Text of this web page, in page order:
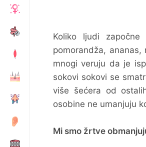
Koliko ljudi
pomorandža,
mnogi veruju da je
sokovi sokovi se
više šećera od
osobine ne umanjuju
Mi smo žrtve